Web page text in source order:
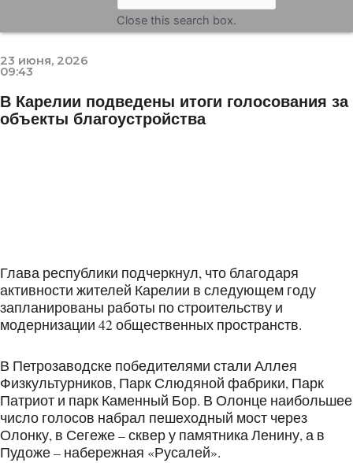
Close this search box.
23 июня, 2026
09:43
В Карелии подведены итоги голосования за
объекты благоустройства
Глава республики подчеркнул, что благодаря
активности жителей Карелии в следующем году
запланированы работы по строительству и
модернизации 42 общественных пространств.
В Петрозаводске победителями стали Аллея
Физкультурников, Парк Слюдяной фабрики, Парк
Патриот и парк Каменный Бор. В Олонце наибольшее
число голосов набрал пешеходный мост через
Олонку, в Сегеже – сквер у памятника Ленину, а в
Пудоже – набережная «Русалей».